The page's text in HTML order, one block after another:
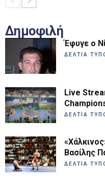
Δημοφιλή
Έφυγε ο
ΔΕΛΤΙΑ
Live
ΔΕΛΤΙΑ
Βασίλης
ΔΕΛΤΙΑ